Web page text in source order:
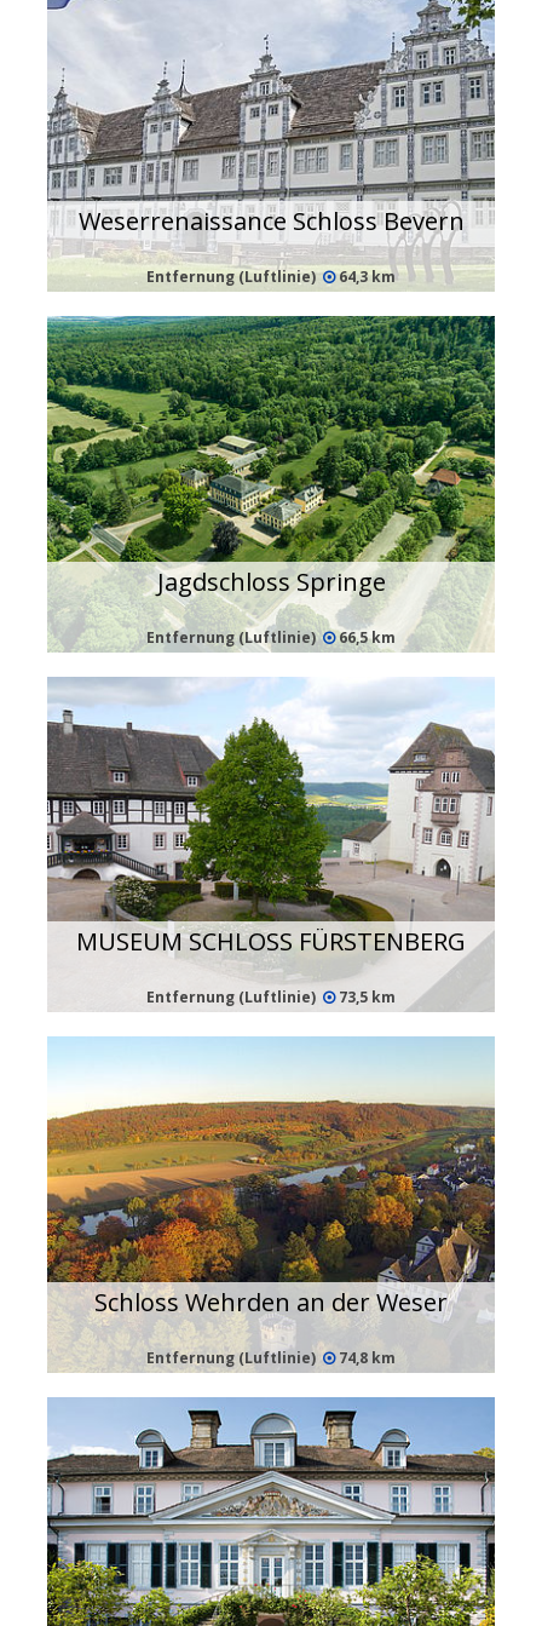
Weserrenaissance Schloss Bevern
Entfernung (Luftlinie) 64,3 km
Jagdschloss Springe
Entfernung (Luftlinie) 66,5 km
MUSEUM SCHLOSS FÜRSTENBERG
Entfernung (Luftlinie) 73,5 km
Schloss Wehrden an der Weser
Entfernung (Luftlinie) 74,8 km